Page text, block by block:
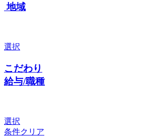
地域
選択
こだわり
給与/職種
選択
条件クリア